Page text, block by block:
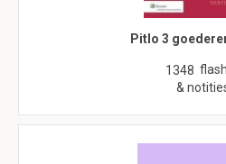
Pitlo 3
1348
&